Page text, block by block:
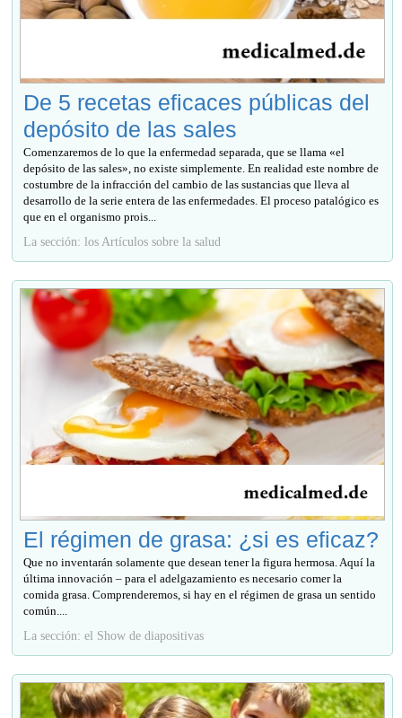
De 5 recetas eficaces públicas del
depósito de las sales
Comenzaremos de lo que la enfermedad separada, que se llama «el
depósito de las sales», no existe simplemente. En realidad este nombre de
costumbre de la infracción del cambio de las sustancias que lleva al
desarrollo de la serie entera de las enfermedades. El proceso patalógico es
que en el organismo prois...
La sección: los Artículos sobre la salud
El régimen de grasa: ¿si es eficaz?
Que no inventarán solamente que desean tener la figura hermosa. Aquí la
última innovación – para el adelgazamiento es necesario comer la
comida grasa. Comprenderemos, si hay en el régimen de grasa un sentido
común....
La sección: el Show de diapositivas